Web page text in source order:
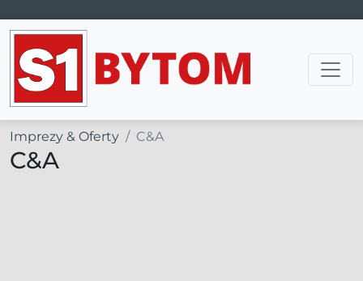
Main Navigation
Imprezy & Oferty C&A
C&A